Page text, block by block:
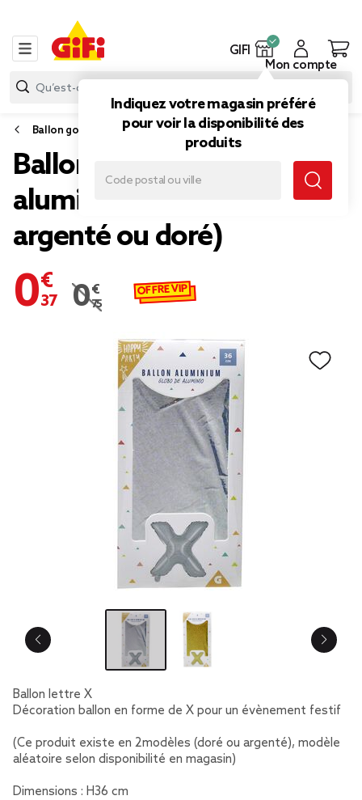
GIFI
Indiquez votre magasin préféré
pour voir la disponibilité des
produits
Mon compte
Ballon gonflable
Ballon forme lettre X
aluminium (2 modèles
argenté ou doré)
0,37 €
Prix remisé de 0,75 € à 0,37 €
0,75 € OFFRE VIP
Ballon lettre X
Décoration ballon en forme de X pour un évènement festif
(Ce produit existe en 2modèles (doré ou argenté), modèle
aléatoire selon disponibilité en magasin)
Dimensions : H36 cm